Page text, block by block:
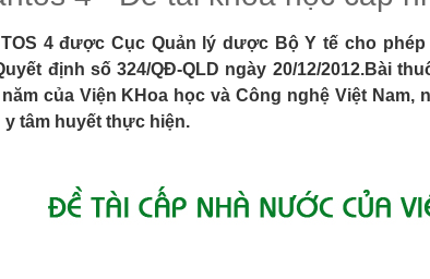
4 được Cục Quản lý dược Bộ Y tế cho
định số 324/QĐ-QLD ngày 20/12/2012.Bài
của Viện KHoa học và Công nghệ Việt
tâm huyết thực hiện.